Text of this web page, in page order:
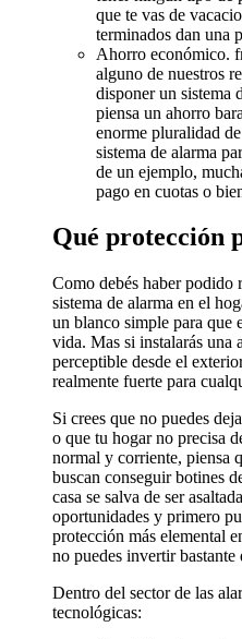
que te vas de
terminados dan una
Ahorro económico.
alguno de nuestros
disponer un sistema
piensa un ahorro
enorme pluralidad
sistema de alarma
de un ejemplo,
pago en cuotas o
Qué protección
Como debés haber podido
sistema de alarma en el
un blanco simple para que
vida. Mas si instalarás una
perceptible desde el
realmente fuerte para
Si crees que no puedes
o que tu hogar no precisa
normal y corriente, piensa
buscan conseguir botines
casa se salva de ser
oportunidades y primero
protección más elemental
no puedes invertir bastante
Dentro del sector de las
tecnológicas: